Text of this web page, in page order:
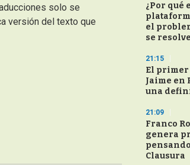
solo se
versión del texto que
¿Por qué
el
se
21:15
El
Jaime en
una
21:09
Franco
genera
Clausura